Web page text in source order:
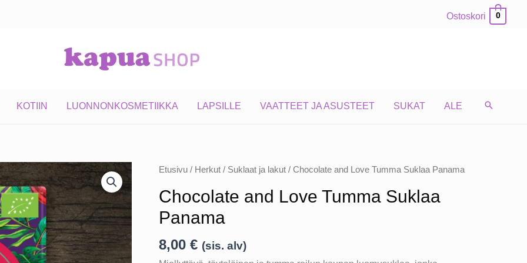
Ostoskori 0
KOTIIN LUONNONKOSMETIIKKA LAPSILLE VAATTEET JA ASUSTEET SUKAT ALE
Etusivu/ Herkut/ Suklaat ja lakut/ Chocolate and Love Tumma Suklaa Panama
Chocolate and Love Tumma Suklaa
Panama
8,00 € (sis. alv)